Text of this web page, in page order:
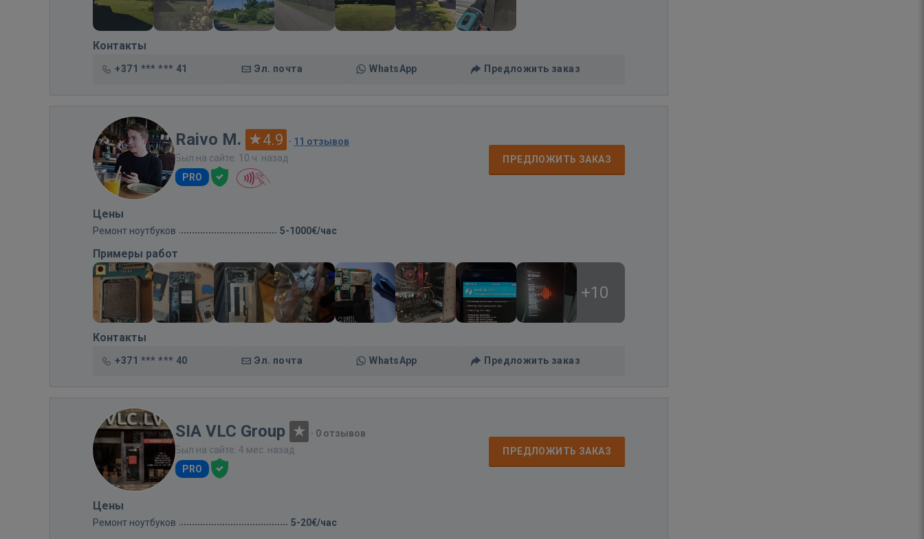
Контакты
+371 *** *** 41 Эл. почта WhatsApp Предложить заказ
Raivo M. 4.9 · 11 отзывов
Был на сайте: 10 ч. назад
PRO
ПРЕДЛОЖИТЬ ЗАКАЗ
Цены
Ремонт ноутбуков 5-1000€/час
Примеры работ
+10
Контакты
+371 *** *** 40 Эл. почта WhatsApp Предложить заказ
SIA VLC Group · 0 отзывов
Был на сайте: 4 мес. назад
PRO
ПРЕДЛОЖИТЬ ЗАКАЗ
Цены
Ремонт ноутбуков 5-20€/час